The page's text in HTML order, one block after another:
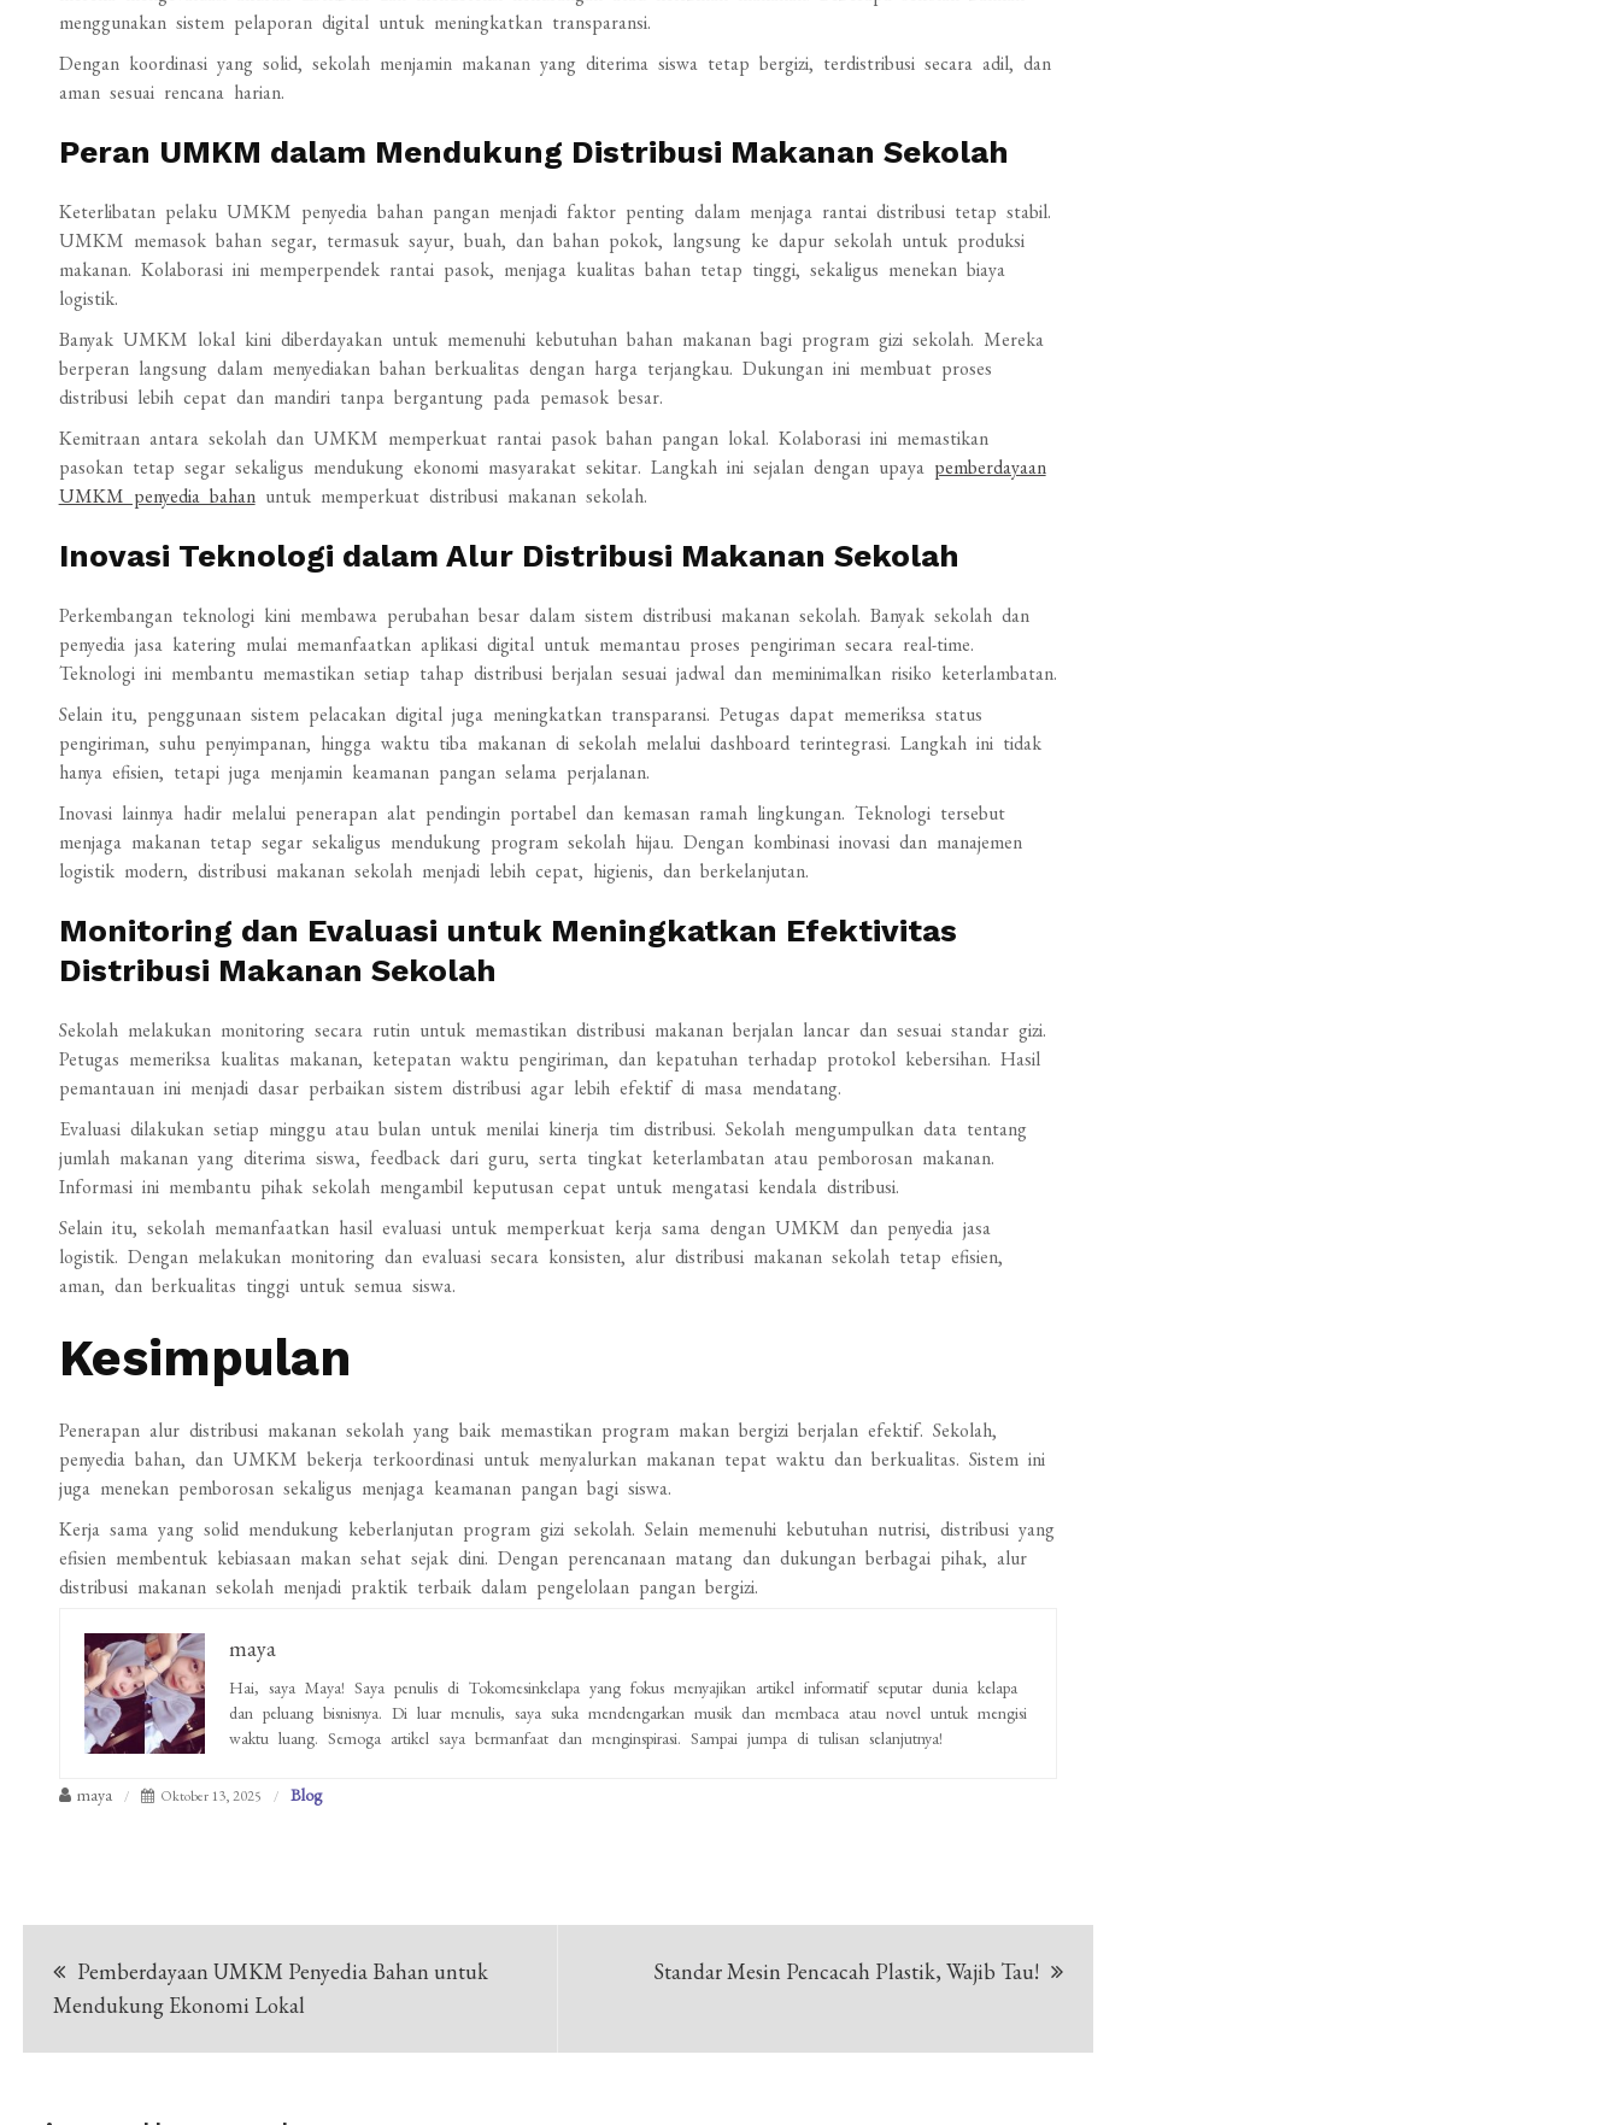
menggunakan sistem pelaporan digital untuk meningkatkan transparansi.
Dengan koordinasi yang solid, sekolah menjamin makanan yang diterima siswa tetap bergizi, terdistribusi secara adil, dan
aman sesuai rencana harian.
Peran UMKM dalam Mendukung Distribusi Makanan Sekolah
Keterlibatan pelaku UMKM penyedia bahan pangan menjadi faktor penting dalam menjaga rantai distribusi tetap stabil.
UMKM memasok bahan segar, termasuk sayur, buah, dan bahan pokok, langsung ke dapur sekolah untuk produksi
makanan. Kolaborasi ini memperpendek rantai pasok, menjaga kualitas bahan tetap tinggi, sekaligus menekan biaya
logistik.
Banyak UMKM lokal kini diberdayakan untuk memenuhi kebutuhan bahan makanan bagi program gizi sekolah. Mereka
berperan langsung dalam menyediakan bahan berkualitas dengan harga terjangkau. Dukungan ini membuat proses
distribusi lebih cepat dan mandiri tanpa bergantung pada pemasok besar.
Kemitraan antara sekolah dan UMKM memperkuat rantai pasok bahan pangan lokal. Kolaborasi ini memastikan
pasokan tetap segar sekaligus mendukung ekonomi masyarakat sekitar. Langkah ini sejalan dengan upaya pemberdayaan
UMKM penyedia bahanuntuk memperkuat distribusi makanan sekolah.
Inovasi Teknologi dalam Alur Distribusi Makanan Sekolah
Perkembangan teknologi kini membawa perubahan besar dalam sistem distribusi makanan sekolah. Banyak sekolah dan
penyedia jasa katering mulai memanfaatkan aplikasi digital untuk memantau proses pengiriman secara real-time.
Teknologi ini membantu memastikan setiap tahap distribusi berjalan sesuai jadwal dan meminimalkan risiko keterlambatan.
Selain itu, penggunaan sistem pelacakan digital juga meningkatkan transparansi. Petugas dapat memeriksa status
pengiriman, suhu penyimpanan, hingga waktu tiba makanan di sekolah melalui dashboard terintegrasi. Langkah ini tidak
hanya efisien, tetapi juga menjamin keamanan pangan selama perjalanan.
Inovasi lainnya hadir melalui penerapan alat pendingin portabel dan kemasan ramah lingkungan. Teknologi tersebut
menjaga makanan tetap segar sekaligus mendukung program sekolah hijau. Dengan kombinasi inovasi dan manajemen
logistik modern, distribusi makanan sekolah menjadi lebih cepat, higienis, dan berkelanjutan.
Monitoring dan Evaluasi untuk Meningkatkan Efektivitas
Distribusi Makanan Sekolah
Sekolah melakukan monitoring secara rutin untuk memastikan distribusi makanan berjalan lancar dan sesuai standar gizi.
Petugas memeriksa kualitas makanan, ketepatan waktu pengiriman, dan kepatuhan terhadap protokol kebersihan. Hasil
pemantauan ini menjadi dasar perbaikan sistem distribusi agar lebih efektif di masa mendatang.
Evaluasi dilakukan setiap minggu atau bulan untuk menilai kinerja tim distribusi. Sekolah mengumpulkan data tentang
jumlah makanan yang diterima siswa, feedback dari guru, serta tingkat keterlambatan atau pemborosan makanan.
Informasi ini membantu pihak sekolah mengambil keputusan cepat untuk mengatasi kendala distribusi.
Selain itu, sekolah memanfaatkan hasil evaluasi untuk memperkuat kerja sama dengan UMKM dan penyedia jasa
logistik. Dengan melakukan monitoring dan evaluasi secara konsisten, alur distribusi makanan sekolah tetap efisien,
aman, dan berkualitas tinggi untuk semua siswa.
Kesimpulan
Penerapan alur distribusi makanan sekolah yang baik memastikan program makan bergizi berjalan efektif. Sekolah,
penyedia bahan, dan UMKM bekerja terkoordinasi untuk menyalurkan makanan tepat waktu dan berkualitas. Sistem ini
juga menekan pemborosan sekaligus menjaga keamanan pangan bagi siswa.
Kerja sama yang solid mendukung keberlanjutan program gizi sekolah. Selain memenuhi kebutuhan nutrisi, distribusi yang
efisien membentuk kebiasaan makan sehat sejak dini. Dengan perencanaan matang dan dukungan berbagai pihak, alur
distribusi makanan sekolah menjadi praktik terbaik dalam pengelolaan pangan bergizi.
maya
Hai, saya Maya! Saya penulis di Tokomesinkelapa yang fokus menyajikan artikel informatif seputar dunia kelapa
dan peluang bisnisnya. Di luar menulis, saya suka mendengarkan musik dan membaca atau novel untuk mengisi
waktu luang. Semoga artikel saya bermanfaat dan menginspirasi. Sampai jumpa di tulisan selanjutnya!
maya Oktober 13, 2025 Blog
Navigasi
pos
Pemberdayaan UMKM Penyedia Bahan untuk
Mendukung Ekonomi Lokal
Standar Mesin Pencacah Plastik, Wajib Tau!